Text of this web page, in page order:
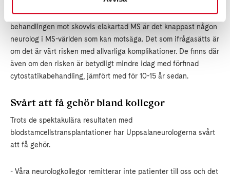
- Att det är den över tid hittills mest effektiva och billiga
behandlingen mot skovvis elakartad MS är det knappast någon
neurolog i MS-världen som kan motsäga. Det som ifrågasätts är
om det är värt risken med allvarliga komplikationer. De finns där
även om den risken är betydligt mindre idag med förfinad
cytostatikabehandling, jämfört med för 10-15 år sedan.
Svårt att få gehör bland kollegor
Trots de spektakulära resultaten med
blodstamcellstransplantationer har Uppsalaneurologerna svårt
att få gehör.
- Våra neurologkollegor remitterar inte patienter till oss och det